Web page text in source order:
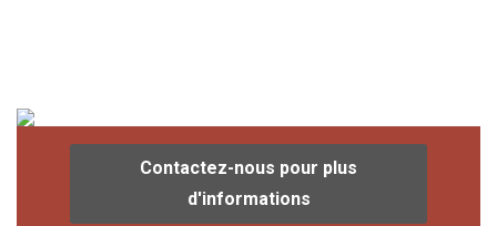
Contactez-nous pour plus
d'informations